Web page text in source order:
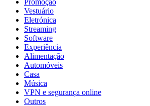
Vestuário
Eletrónica
Streaming
Software
Experiência
Alimentação
Automóveis
Casa
Música
VPN e segurança online
Outros